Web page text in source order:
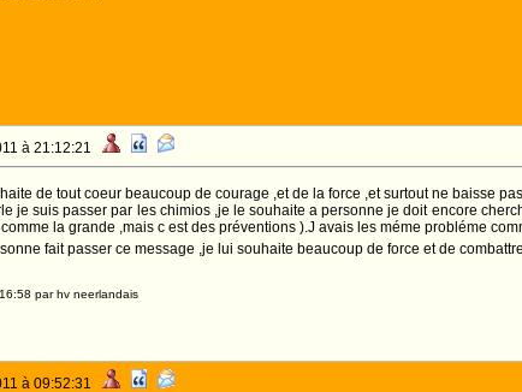
à 21:12:21
de tout coeur beaucoup de courage ,et de la force ,et surtout ne baisse
je suis passer par les chimios ,je le souhaite a personne je doit encore
la grande ,mais c est des préventions ).J avais les méme probléme
fait passer ce message ,je lui souhaite beaucoup de force et de
par hv neerlandais
à 09:52:31